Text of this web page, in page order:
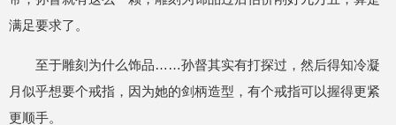
满足要求了。
至于雕刻为什么饰品……孙督其实有打探过，然后得知冷凝
月似乎想要个戒指，因为她的剑柄造型，有个戒指可以握得更紧
更顺手。